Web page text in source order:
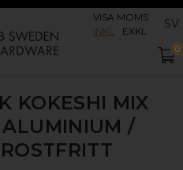
VISA MOMS
INKL
EXKL SV
0
KOKESHI MIX
ALUMINIUM /